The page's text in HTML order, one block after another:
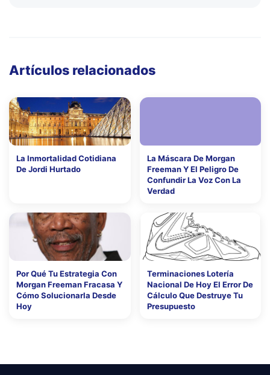
Artículos relacionados
La Inmortalidad Cotidiana
De Jordi Hurtado
La Máscara De Morgan
Freeman Y El Peligro De
Confundir La Voz Con La
Verdad
Por Qué Tu Estrategia Con
Morgan Freeman Fracasa Y
Cómo Solucionarla Desde
Hoy
Terminaciones Lotería
Nacional De Hoy El Error De
Cálculo Que Destruye Tu
Presupuesto